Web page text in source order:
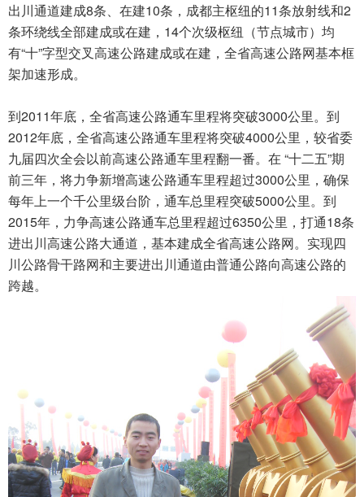
出川通道建成8条、在建10条，成都主枢纽的11条放射线和2
条环绕线全部建成或在建，14个次级枢纽（节点城市）均
有“十”字型交叉高速公路建成或在建，全省高速公路网基本框
架加速形成。
到2011年底，全省高速公路通车里程将突破3000公里。到
2012年底，全省高速公路通车里程将突破4000公里，较省委
九届四次全会以前高速公路通车里程翻一番。在 “十二五”期
前三年，将力争新增高速公路通车里程超过3000公里，确保
每年上一个千公里级台阶，通车总里程突破5000公里。到
2015年，力争高速公路通车总里程超过6350公里，打通18条
进出川高速公路大通道，基本建成全省高速公路网。实现四
川公路骨干路网和主要进出川通道由普通公路向高速公路的
跨越。